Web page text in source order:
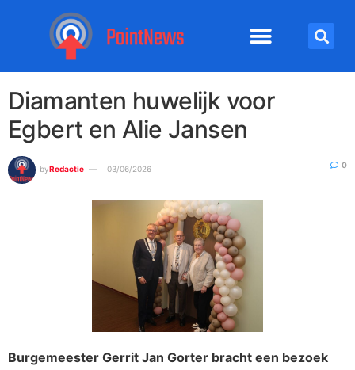
Diamanten huwelijk voor
Egbert en Alie Jansen
byRedactie 03/06/2026 0
Burgemeester Gerrit Jan Gorter bracht een bezoek